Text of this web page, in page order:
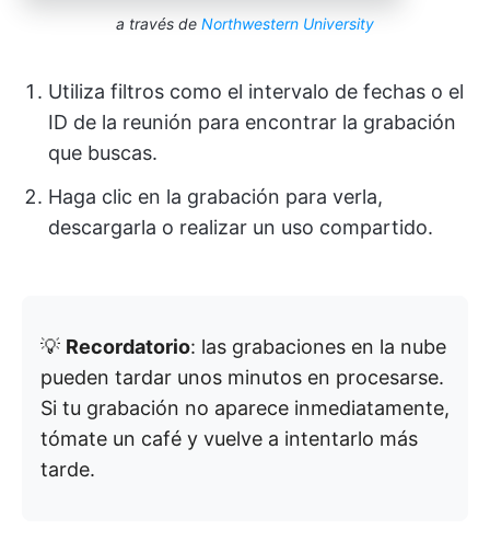
a través de Northwestern University
Utiliza filtros como el intervalo de fechas o el
ID de la reunión para encontrar la grabación
que buscas.
Haga clic en la grabación para verla,
descargarla o realizar un uso compartido.
💡 Recordatorio: las grabaciones en la nube
pueden tardar unos minutos en procesarse.
Si tu grabación no aparece inmediatamente,
tómate un café y vuelve a intentarlo más
tarde.